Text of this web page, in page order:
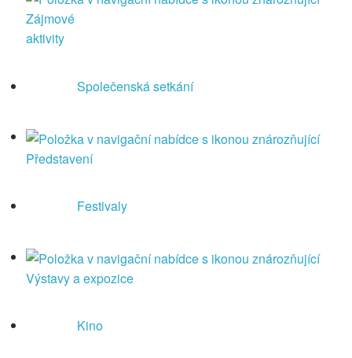
Zájmové
aktivity
Společenská setkání
Představení
Festivaly
Výstavy a expozice
Kino